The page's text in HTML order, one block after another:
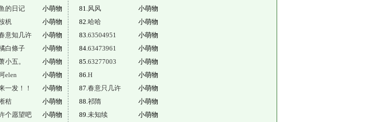
的日记
小萌物
杋
小萌物
意知几许
小萌物
白條子
小萌物
小五。
小萌物
elen
小萌物
一发！！
小萌物
秸
小萌物
个愿望吧
小萌物
81.风风
小萌物
82.哈哈
小萌物
83.63504951
小萌物
84.63473961
小萌物
85.63277003
小萌物
86.H
小萌物
87.春意只几许
小萌物
88.祁隋
小萌物
89.未知续
小萌物